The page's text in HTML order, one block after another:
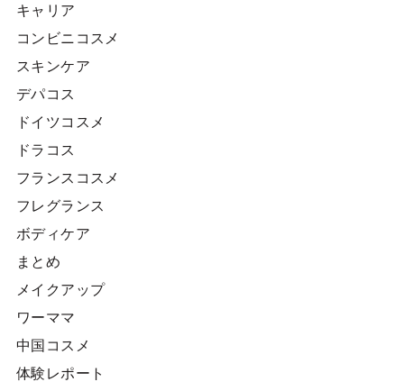
キャリア
コンビニコスメ
スキンケア
デパコス
ドイツコスメ
ドラコス
フランスコスメ
フレグランス
ボディケア
まとめ
メイクアップ
ワーママ
中国コスメ
体験レポート